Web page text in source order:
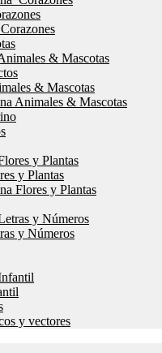
& Mascotas
& Mascotas
Animales & Mascotas
y Plantas
y Plantas
Flores y Plantas
y Números
y Números
y vectores